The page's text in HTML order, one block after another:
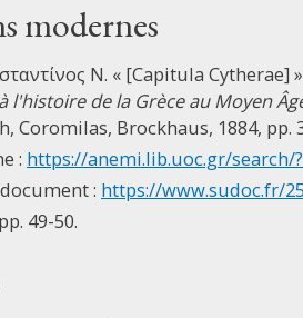
modernes
Ν. « [Capitula Cytherae]
l'histoire de la Grèce au Moyen
Coromilas, Brockhaus, 1884, pp.
: https://anemi.lib.uoc.gr/search/
: https://www.sudoc.fr/
49-50.